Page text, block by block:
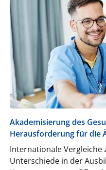
Akademisierung des
Herausforderung für die
Internationale Vergleiche
Unterschiede in der